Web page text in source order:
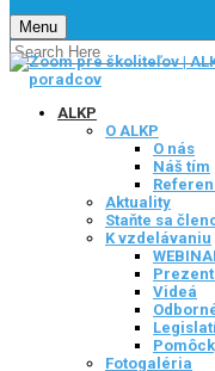
Menu
ALKP
O ALKP
O nás
Náš tím
Aktuality
Staňte sa
K vzdelávaniu
Videá
Fotogaléria